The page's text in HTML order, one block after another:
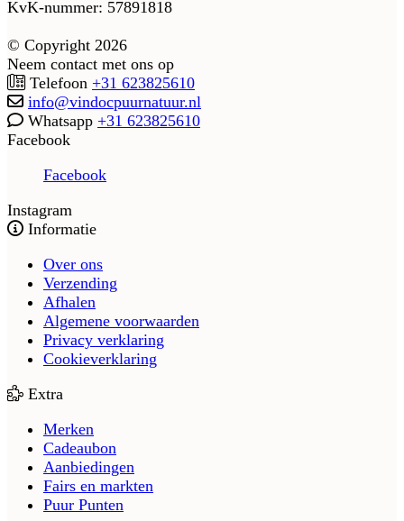
KvK-nummer: 57891818
© Copyright 2026
Neem contact met ons op
Telefoon +31 623825610
info@vindocpuurnatuur.nl
Whatsapp +31 623825610
Facebook
Facebook
Instagram
Informatie
Over ons
Verzending
Afhalen
Algemene voorwaarden
Privacy verklaring
Cookieverklaring
Extra
Merken
Cadeaubon
Aanbiedingen
Fairs en markten
Puur Punten